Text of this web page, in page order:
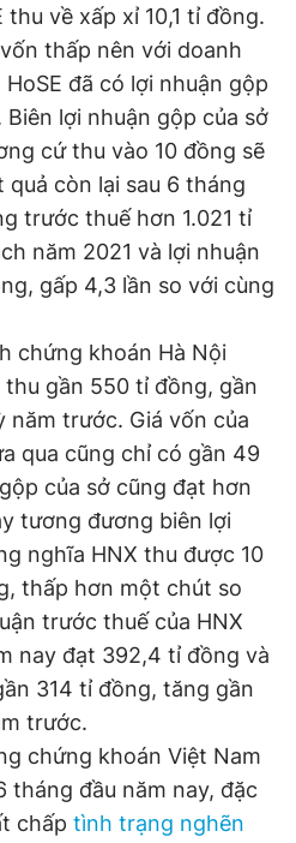
thoại
Liên hệ quảng cáo
0908 780 404
Toàn
Hải Thành
Dũng
Hưng
- BTTTT cấp ngày 24.3.2020
về Báo Thanh Niên. Cấm sao
có sự chấp thuận bằng văn
JSC.
thu về xấp xỉ 10,1 tỉ đồng.
thấp nên với doanh
đã có lợi nhuận gộp
lợi nhuận gộp của sở
cứ thu vào 10 đồng sẽ
quả còn lại sau 6 tháng
trước thuế hơn 1.021 tỉ
năm 2021 và lợi nhuận
gấp 4,3 lần so với cùng
chứng khoán Hà Nội
gần 550 tỉ đồng, gần
năm trước. Giá vốn của
qua cũng chỉ có gần 49
của sở cũng đạt hơn
tương đương biên lợi
nghĩa HNX thu được 10
thấp hơn một chút so
trước thuế của HNX
nay đạt 392,4 tỉ đồng và
314 tỉ đồng, tăng gần
trước.
chứng khoán Việt Nam
tháng đầu năm nay, đặc
chấp tình trạng nghẽn